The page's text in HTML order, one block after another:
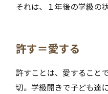
それは、１年後の学級の
許す＝愛する
許すことは、愛すること
切。学級開きで子ども達